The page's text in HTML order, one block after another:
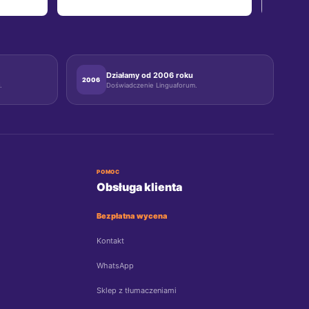
2006 Działamy od 2006 roku
Doświadczenie Linguaforum.
POMOC
Obsługa klienta
Bezpłatna wycena
Kontakt
WhatsApp
Sklep z tłumaczeniami